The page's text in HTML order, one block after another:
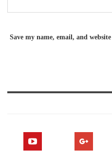
Save my name, email, and